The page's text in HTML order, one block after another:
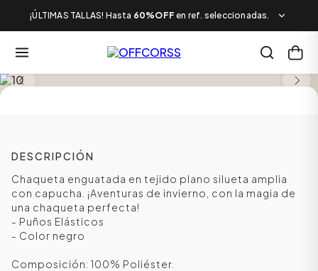
¡ÚLTIMAS TALLAS! Hasta 60%OFF en ref. seleccionadas.
DESCRIPCIÓN
Chaqueta enguatada en tejido plano silueta amplia
con capucha. ¡Aventuras de invierno, con la magia de
una chaqueta perfecta!
- Puños Elásticos
- Color negro
Composición: 100% Poliéster.